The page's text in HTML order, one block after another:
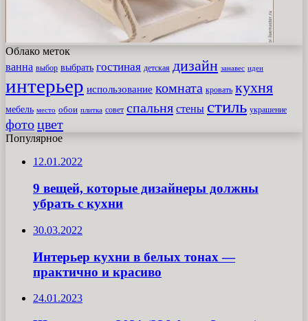
Облако меток
ванна выбор выбрать гостиная детская дизайн занавес идеи
интерьер использование комната кровать кухня
мебель место обои плитка совет спальня стены стиль украшение
фотоцвет
Популярное
12.01.2022
9 вещей, которые дизайнеры должны
убрать с кухни
30.03.2022
Интерьер кухни в белых тонах —
практично и красиво
24.01.2023